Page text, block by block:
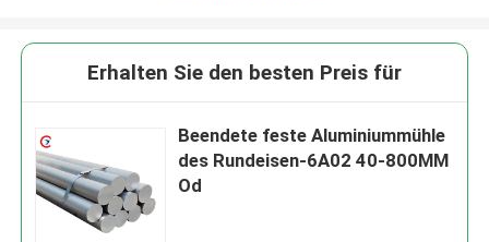
Erhalten Sie den besten Preis für
Beendete feste Aluminiummühle
des Rundeisen-6A02 40-800MM
Od